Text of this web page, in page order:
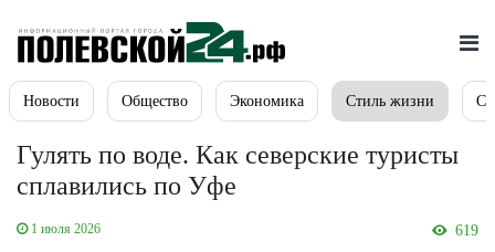
Новости Общество Экономика Стиль жизни
Гулять по воде. Как северские туристы
сплавились по Уфе
1 июля 2026 619